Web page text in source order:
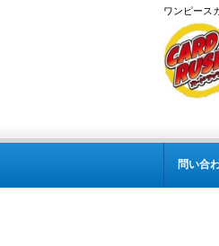
ワンピース
問い合